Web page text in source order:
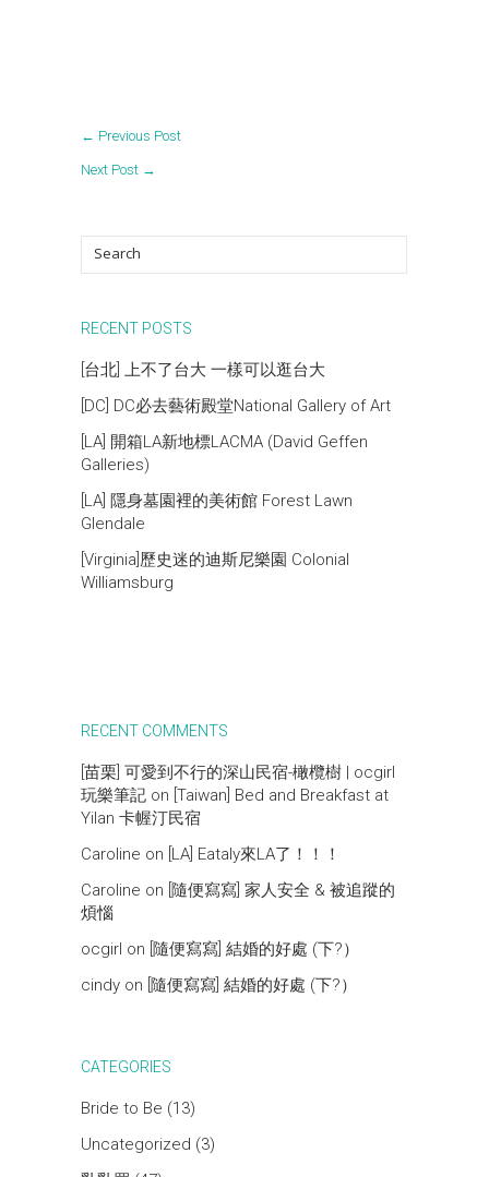
← Previous Post
Next Post →
RECENT POSTS
[台北] 上不了台大 一樣可以逛台大
[DC] DC必去藝術殿堂National Gallery of Art
[LA] 開箱LA新地標LACMA (David Geffen
Galleries)
[LA] 隱身墓園裡的美術館 Forest Lawn
Glendale
[Virginia]歷史迷的迪斯尼樂園 Colonial
Williamsburg
RECENT COMMENTS
[苗栗] 可愛到不行的深山民宿-橄欖樹 | ocgirl
玩樂筆記 on [Taiwan] Bed and Breakfast at
Yilan 卡幄汀民宿
Caroline on [LA] Eataly來LA了！！！
Caroline on [隨便寫寫] 家人安全 & 被追蹤的
煩惱
ocgirl on [隨便寫寫] 結婚的好處 (下?）
cindy on [隨便寫寫] 結婚的好處 (下?）
CATEGORIES
Bride to Be (13)
Uncategorized (3)